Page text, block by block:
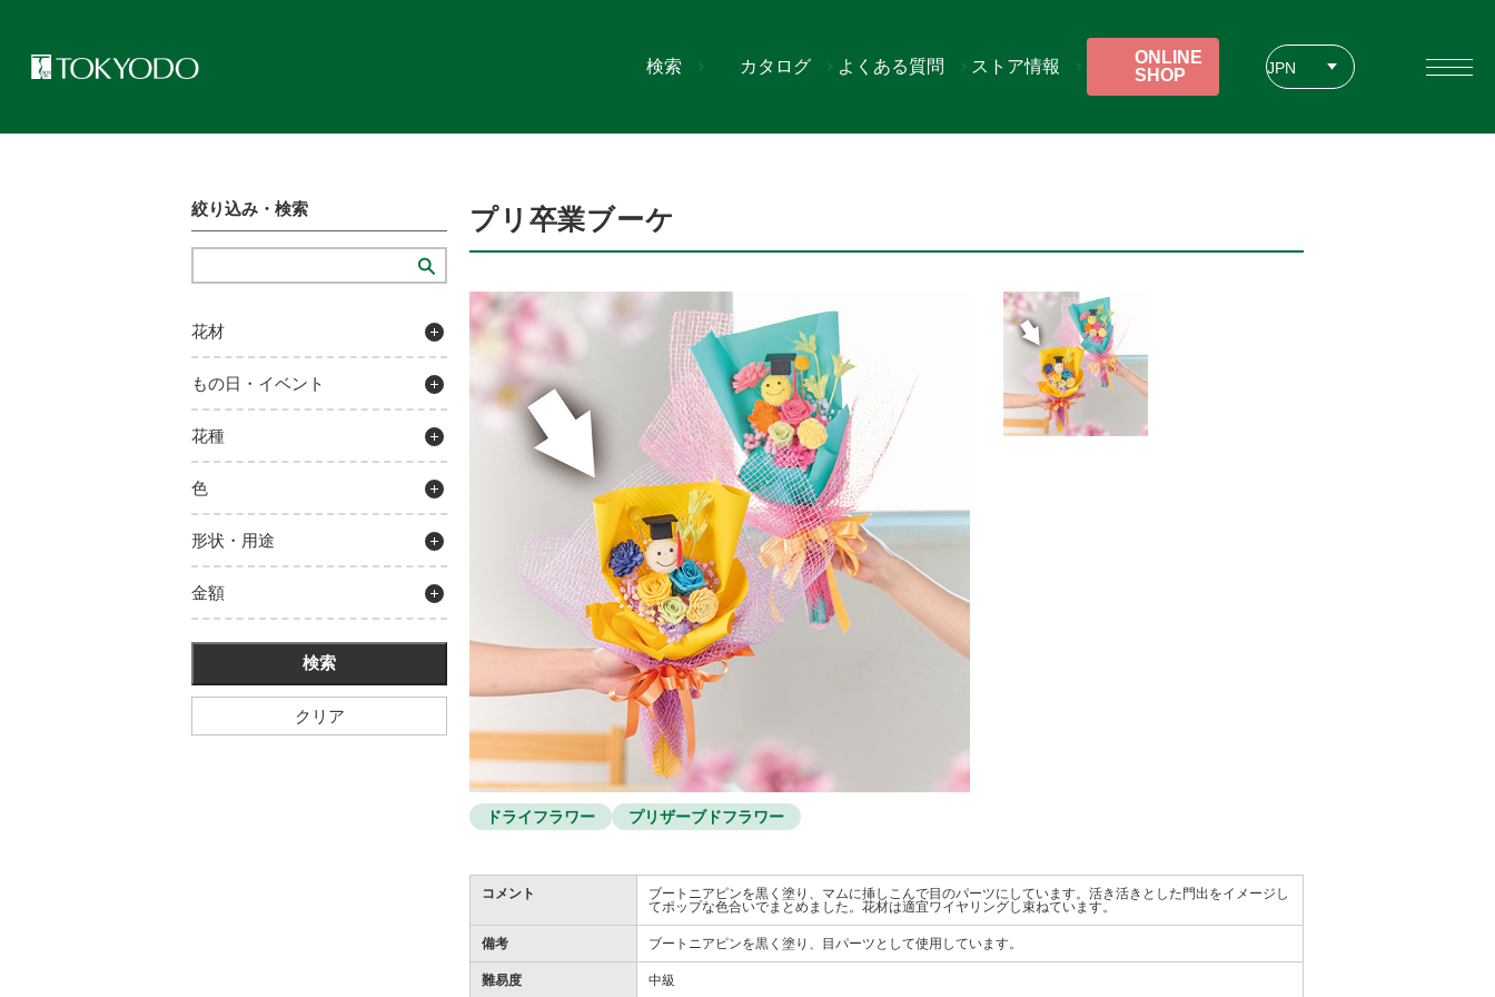
検索 JPN
カタログ よくある質問 ストア情報
ONLINE
SHOP
絞り込み・検索
花材
もの日・イベント
花種
色
形状・用途
金額
クリア
プリ卒業ブーケ
ドライフラワー プリザーブドフラワー
コメント
ブートニアピンを黒く塗り、マムに挿しこんで目のパーツにしています。活き活きとした門出をイメージし
てポップな色合いでまとめました。花材は適宜ワイヤリングし束ねています。
備考 ブートニアピンを黒く塗り、目パーツとして使用しています。
難易度 中級